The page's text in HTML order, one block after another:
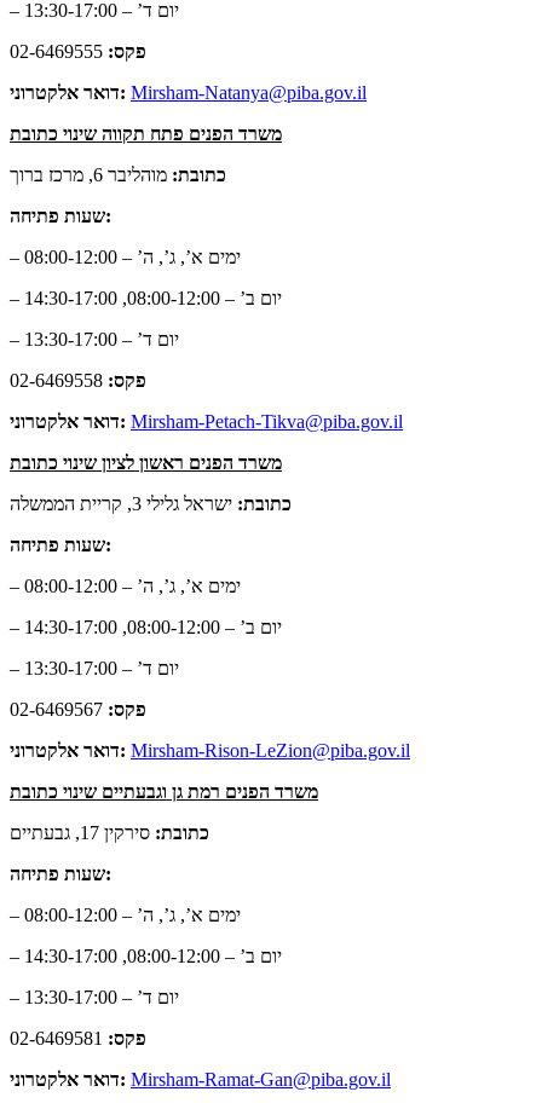
– יום ד’ – 13:30-17:00
פקס:
דואר אלקטרוני: Mirsham-Natanya@piba.gov.il
משרד הפנים פתח תקווה שינוי כתובת
כתובת: מוהליבר 6, מרכז ברוך
שעות פתיחה:
– ימים א’, ג’, ה’ – 08:00-12:00
– יום ב’ – 08:00-12:00, 14:30-17:00
– יום ד’ – 13:30-17:00
פקס:
דואר אלקטרוני: Mirsham-Petach-Tikva@piba.gov.il
משרד הפנים ראשון לציון שינוי כתובת
כתובת: ישראל גלילי 3, קריית הממשלה
שעות פתיחה:
– ימים א’, ג’, ה’ – 08:00-12:00
– יום ב’ – 08:00-12:00, 14:30-17:00
– יום ד’ – 13:30-17:00
פקס:
דואר אלקטרוני: Mirsham-Rison-LeZion@piba.gov.il
משרד הפנים רמת גן וגבעתיים שינוי כתובת
כתובת: סירקין 17, גבעתיים
שעות פתיחה:
– ימים א’, ג’, ה’ – 08:00-12:00
– יום ב’ – 08:00-12:00, 14:30-17:00
– יום ד’ – 13:30-17:00
פקס:
דואר אלקטרוני: Mirsham-Ramat-Gan@piba.gov.il